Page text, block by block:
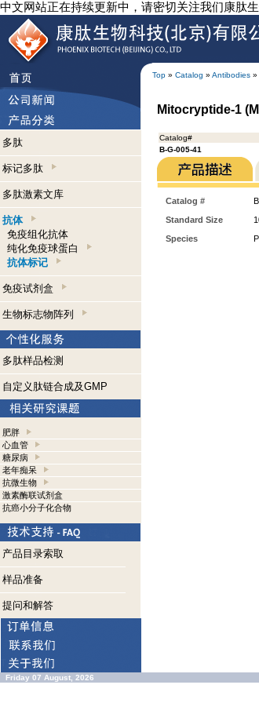
中文网站正在持续更新中，请密切关注我们康肽
Top » Catalog » Antibodies »
多肽
标记多肽
多肽激素文库
抗体
免疫组化抗体
纯化免疫球蛋白
抗体标记
免疫试剂盒
生物标志物阵列
多肽样品检测
自定义肽链合成及GMP
肥胖
心血管
糖尿病
老年痴呆
抗微生物
激素酶联试剂盒
抗癌小分子化合物
产品目录索取
样品准备
提问和解答
Mitocryptide-1
Catalog#
B-G-005-41
Catalog #
Standard Size
Species
Friday 07 August, 2026